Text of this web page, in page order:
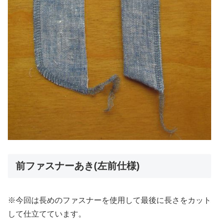
前ファスナーあき(左前仕様)
※今回は長めのファスナーを使用して最後に長さをカット
して仕立てています。